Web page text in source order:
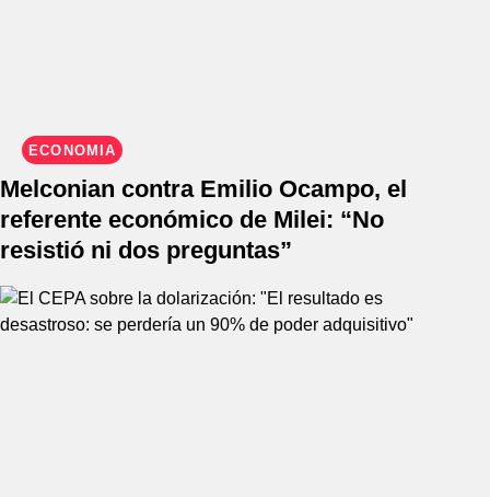
ECONOMÍA
Melconian contra Emilio Ocampo, el
referente económico de Milei: “No
resistió ni dos preguntas”